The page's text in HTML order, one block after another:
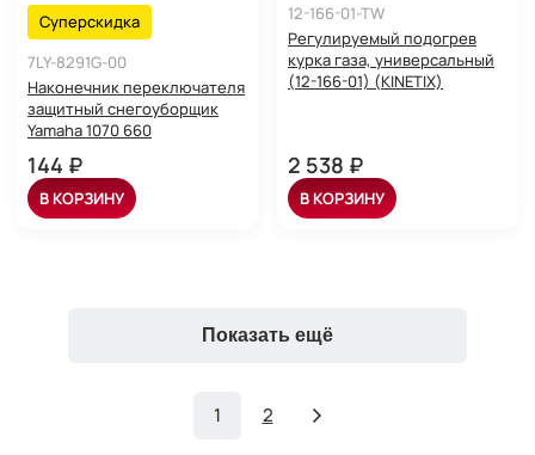
Суперскидка
7LY-8291G-00
Наконечник переключателя
защитный снегоуборщик
Yamaha 1070 660
144 ₽
В КОРЗИНУ
12-166-01-TW
Регулируемый подогрев
курка газа, универсальный
(12-166-01) (KINETIX)
2 538 ₽
В КОРЗИНУ
Показать ещё
1 2